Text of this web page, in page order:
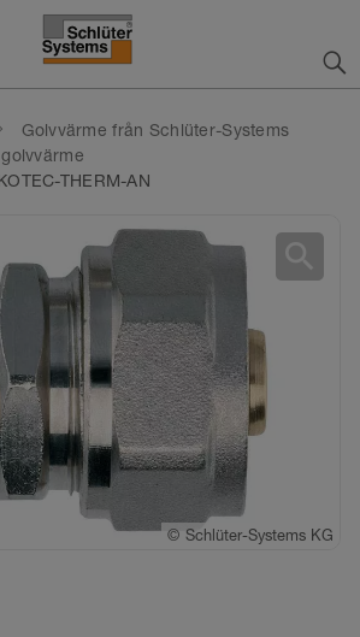
Golvvärme från Schlüter-Systems
THERM-AN
© Schlüter-Systems KG